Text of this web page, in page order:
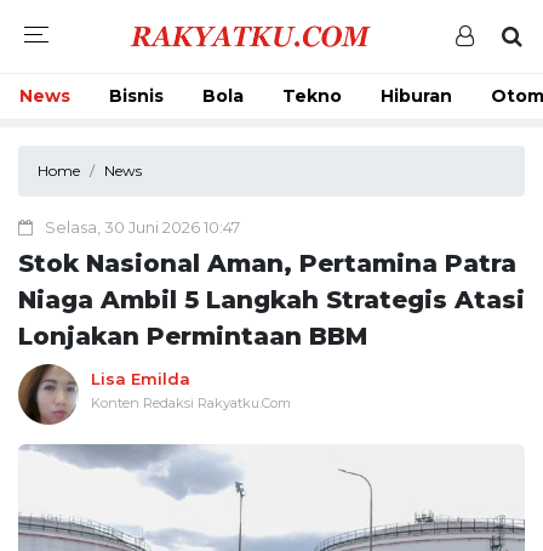
News Bisnis Bola Tekno Hiburan
Home News
Selasa, 30 Juni 2026 10:47
Stok Nasional Aman, Pertamina Patra
Niaga Ambil 5 Langkah Strategis Atasi
Lonjakan Permintaan BBM
Lisa Emilda
Konten Redaksi Rakyatku.Com